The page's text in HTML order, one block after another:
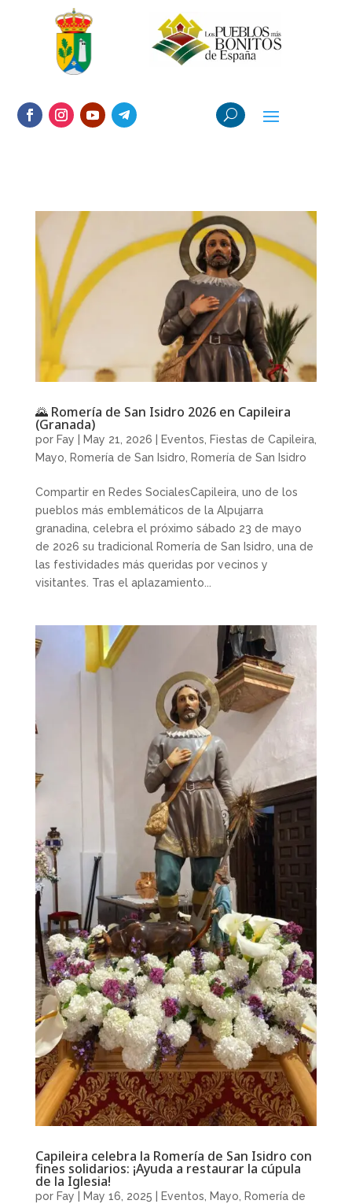
🌄 Romería de San Isidro 2026 en Capileira
(Granada)
por Fay | May 21, 2026 | Eventos Fiestas de Capileira,
Mayo Romería de San Isidro Romería de San Isidro
Compartir en Redes SocialesCapileira, uno de los
pueblos más emblemáticos de la Alpujarra
granadina, celebra el próximo sábado 23 de mayo
de 2026 su tradicional Romería de San Isidro, una de
las festividades más queridas por vecinos y
visitantes. Tras el aplazamiento...
Capileira celebra la Romería de San Isidro con
fines solidarios: ¡Ayuda a restaurar la cúpula
de la Iglesia!
por Fay May 16, 2025 Eventos, Mayo, Romería de